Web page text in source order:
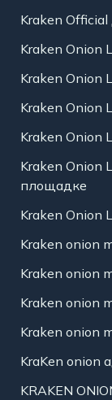
Kraken
Kraken Onion
Kraken Onion
Kraken Onion
Kraken Onion
Kraken Onion
площадке
Kraken
Kraken onion
Kraken onion
Kraken onion
Kraken onion
KraKen onion
KRAKEN